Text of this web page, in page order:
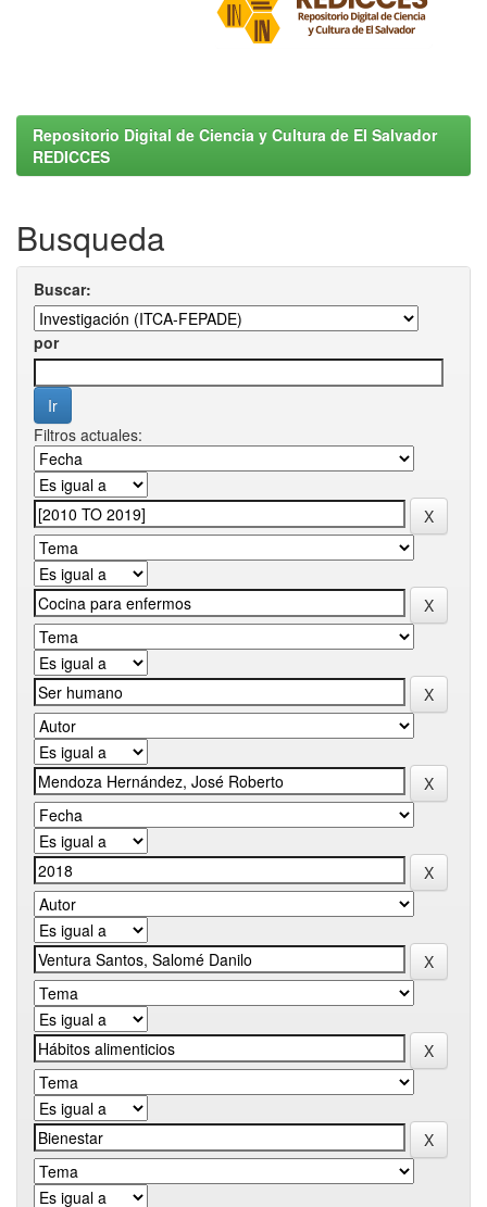
Repositorio Digital de Ciencia y Cultura de El Salvador
REDICCES
Busqueda
Buscar:
por
Filtros actuales: